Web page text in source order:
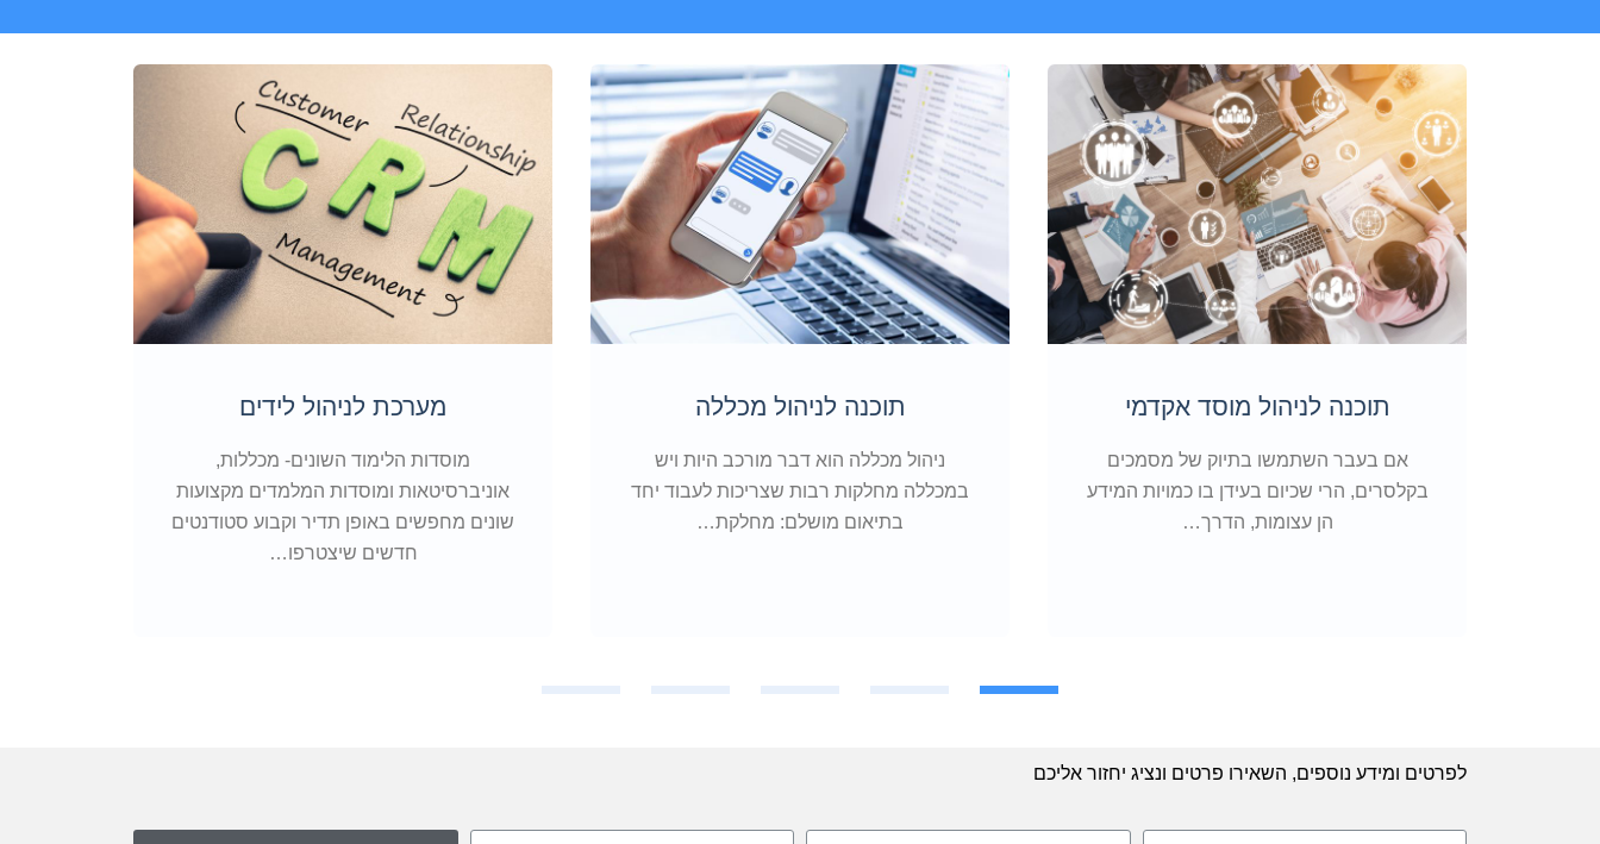
תוכנה לניהול מוסד אקדמי
אם בעבר השתמשו בתיוק של מסמכים
בקלסרים, הרי שכיום בעידן בו כמויות המידע
הן עצומות, הדרך…
תוכנה לניהול מכללה
ניהול מכללה הוא דבר מורכב היות ויש
במכללה מחלקות רבות שצריכות לעבוד יחד
בתיאום מושלם: מחלקת…
מערכת לניהול לידים
מוסדות הלימוד השונים- מכללות,
אוניברסיטאות ומוסדות המלמדים מקצועות
שונים מחפשים באופן תדיר וקבוע סטודנטים
חדשים שיצטרפו…
לפרטים ומידע נוספים, השאירו פרטים ונציג יחזור אליכם